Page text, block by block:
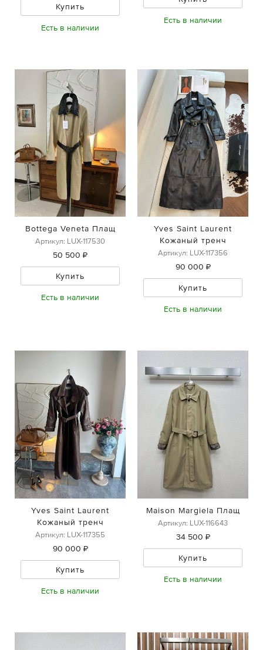
Купить
Есть в наличии
Есть в наличии
Bottega Veneta Плащ
Артикул: LUX-117530
50 500 ₽
Купить
Есть в наличии
Yves Saint Laurent
Кожаный тренч
Артикул: LUX-117356
90 000 ₽
Купить
Есть в наличии
Yves Saint Laurent
Кожаный тренч
Артикул: LUX-117355
90 000 ₽
Купить
Есть в наличии
Maison Margiela Плащ
Артикул: LUX-116643
34 500 ₽
Купить
Есть в наличии